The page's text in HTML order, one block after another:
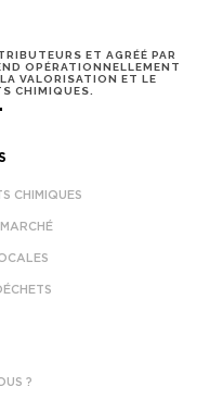
ET AGRÉÉ PAR
OPÉRATIONNELLEMENT
VALORISATION ET LE
CHIMIQUES.
CHIMIQUES
?